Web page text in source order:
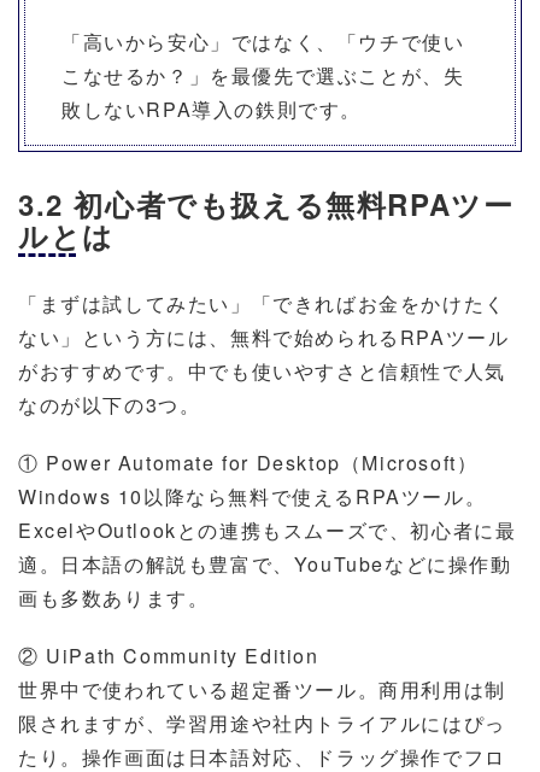
「高いから安心」ではなく、「ウチで使い
こなせるか？」を最優先で選ぶことが、失
敗しないRPA導入の鉄則です。
3.2 初心者でも扱える無料RPAツー
ルとは
「まずは試してみたい」「できればお金をかけたく
ない」という方には、無料で始められるRPAツール
がおすすめです。中でも使いやすさと信頼性で人気
なのが以下の3つ。
① Power Automate for Desktop（Microsoft）
Windows 10以降なら無料で使えるRPAツール。
ExcelやOutlookとの連携もスムーズで、初心者に最
適。日本語の解説も豊富で、YouTubeなどに操作動
画も多数あります。
② UiPath Community Edition
世界中で使われている超定番ツール。商用利用は制
限されますが、学習用途や社内トライアルにはぴっ
たり。操作画面は日本語対応、ドラッグ操作でフロ